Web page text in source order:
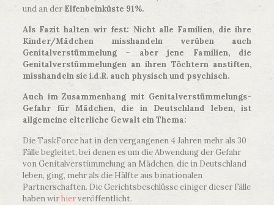
und an der Elfenbeinküste 91%.
Als Fazit halten wir fest: Nicht alle Familien, die ihre
Kinder/Mädchen misshandeln verüben auch
Genitalverstümmelung – aber jene Familien, die
Genitalverstümmelungen an ihren Töchtern anstiften,
misshandeln sie i.d.R. auch physisch und psychisch.
Auch im Zusammenhang mit Genitalverstümmelungs-
Gefahr für Mädchen, die in Deutschland leben, ist
allgemeine elterliche Gewalt ein Thema:
Die TaskForce hat in den vergangenen 4 Jahren mehr als 30
Fälle begleitet, bei denen es um die Abwendung der Gefahr
von Genitalverstümmelung an Mädchen, die in Deutschland
leben, ging, mehr als die Hälfte aus binationalen
Partnerschaften. Die Gerichtsbeschlüsse einiger dieser Fälle
haben wirhierveröffentlicht.